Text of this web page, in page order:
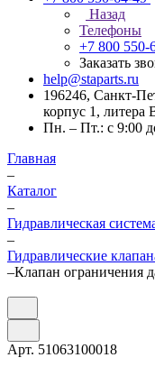
Назад
Телефоны
+7 800 550-
Заказать
help@staparts.ru
196246, Санкт-
корпус 1, литера
Пн. – Пт.: с 9:00
Главная
–
Каталог
–
Гидравлическая
–
Гидравлические
–Клапан ограничения
Арт. 51063100018